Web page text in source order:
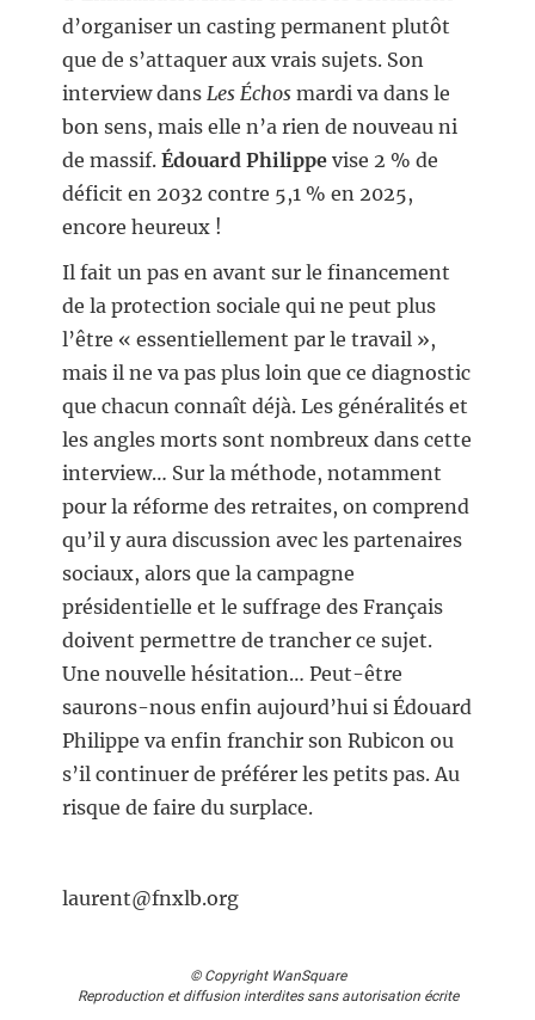
d’organiser un casting permanent plutôt
que de s’attaquer aux vrais sujets. Son
interview dans Les Échos mardi va dans le
bon sens, mais elle n’a rien de nouveau ni
de massif. Édouard Philippe vise 2 % de
déficit en 2032 contre 5,1 % en 2025,
encore heureux !
Il fait un pas en avant sur le financement
de la protection sociale qui ne peut plus
l’être « essentiellement par le travail »,
mais il ne va pas plus loin que ce diagnostic
que chacun connaît déjà. Les généralités et
les angles morts sont nombreux dans cette
interview… Sur la méthode, notamment
pour la réforme des retraites, on comprend
qu’il y aura discussion avec les partenaires
sociaux, alors que la campagne
présidentielle et le suffrage des Français
doivent permettre de trancher ce sujet.
Une nouvelle hésitation… Peut-être
saurons-nous enfin aujourd’hui si Édouard
Philippe va enfin franchir son Rubicon ou
s’il continuer de préférer les petits pas. Au
risque de faire du surplace.
laurent@fnxlb.org
© Copyright WanSquare
Reproduction et diffusion interdites sans autorisation écrite